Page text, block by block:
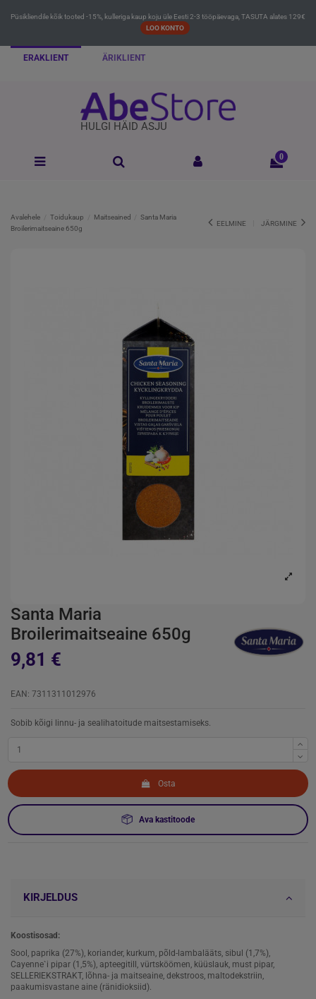
Püsikliendile kõik tooted -15%, kulleriga kaup koju üle Eesti 2-3 tööpäevaga, TASUTA alates 129€
LOO KONTO
ERAKLIENT ÄRIKLIENT
HULGI HÄID ASJU
0
Avalehele Toidukaup Maitseained
Santa Maria
Broilerimaitseaine 650g
EELMINE JÄRGMINE
Santa Maria
Broilerimaitseaine 650g
9,81 €
EAN: 7311311012976
Sobib kõigi linnu- ja sealihatoitude maitsestamiseks.
Osta
Ava kastitoode
KIRJELDUS
Koostisosad:
Sool, paprika (27%), koriander, kurkum, põld-lambalääts, sibul (1,7%),
Cayenne`i pipar (1,5%), apteegitill, vürtsköömen, küüslauk, must pipar,
SELLERIEKSTRAKT, lõhna- ja maitseaine, dekstroos, maltodekstriin,
paakumisvastane aine (ränidioksiid).